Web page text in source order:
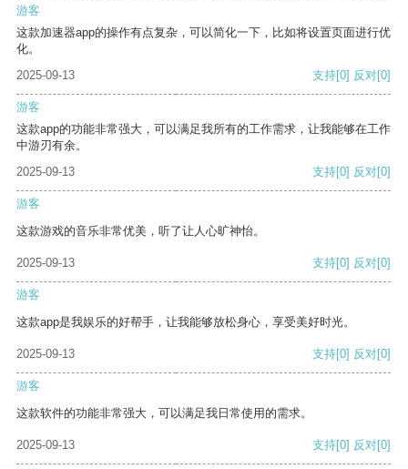
游客
这款加速器app的操作有点复杂，可以简化一下，比如将设置页面进行优
化。
2025-09-13
支持[0] 反对[0]
游客
这款app的功能非常强大，可以满足我所有的工作需求，让我能够在工作
中游刃有余。
2025-09-13
支持[0] 反对[0]
游客
这款游戏的音乐非常优美，听了让人心旷神怡。
2025-09-13 支持[0] 反对[0]
游客
这款app是我娱乐的好帮手，让我能够放松身心，享受美好时光。
2025-09-13 支持[0] 反对[0]
游客
这款软件的功能非常强大，可以满足我日常使用的需求。
2025-09-13 支持[0] 反对[0]